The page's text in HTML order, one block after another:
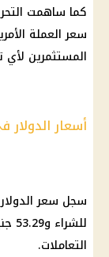
كما ساهمت
سعر العملة
المستثمرين لأي
أسعار الدولار
التعاملات.